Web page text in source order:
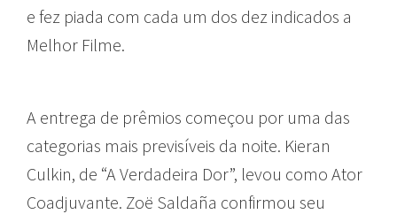
e fez piada com cada um dos dez indicados a
Melhor Filme.
A entrega de prêmios começou por uma das
categorias mais previsíveis da noite. Kieran
Culkin, de “A Verdadeira Dor”, levou como Ator
Coadjuvante. Zoë Saldaña confirmou seu